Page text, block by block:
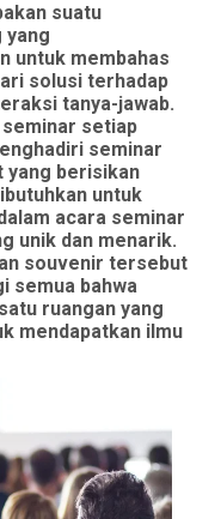
suatu
yang
untuk membahas
solusi terhadap
tanya-jawab.
seminar setiap
seminar
yang berisikan
untuk
acara seminar
unik dan menarik.
souvenir tersebut
semua bahwa
ruangan yang
mendapatkan ilmu